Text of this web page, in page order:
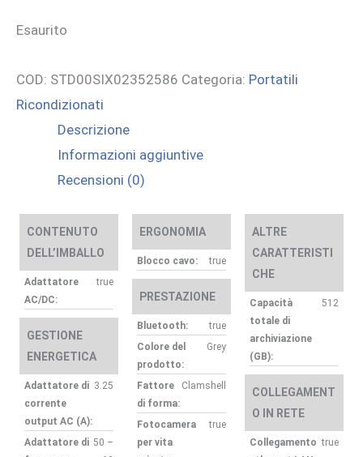
Esaurito
COD: STD00SIX02352586 Categoria: Portatili
Ricondizionati
Descrizione
Informazioni aggiuntive
Recensioni (0)
CONTENUTO
DELL’IMBALLO
Adattatore
AC/DC:
true
GESTIONE
ENERGETICA
Adattatore di
corrente
output AC (A):
3.25
Adattatore di 50 –
ERGONOMIA
Blocco cavo: true
PRESTAZIONE
Bluetooth:
true
Colore del
prodotto:
Grey
Fattore
di forma:
Clamshell
Fotocamera
per vita
true
ALTRE
CARATTERISTI
CHE
Capacità
totale di
archiviazione
(GB):
512
COLLEGAMENT
O IN RETE
Collegamento true